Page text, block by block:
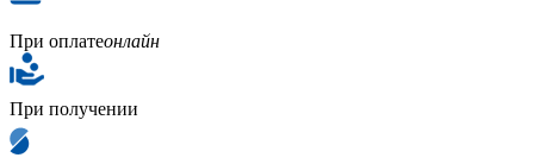
При оплатеонлайн
При получении